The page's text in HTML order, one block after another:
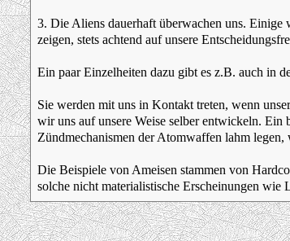
3. Die Aliens dauerhaft überwachen uns. Einige
zeigen, stets achtend auf unsere
Ein paar Einzelheiten dazu gibt es z.B. auch in
Sie werden mit uns in Kontakt treten, wenn
wir uns auf unsere Weise selber entwickeln.
Zündmechanismen der Atomwaffen lahm legen,
Die Beispiele von Ameisen stammen von
solche nicht materialistische Erscheinungen wie